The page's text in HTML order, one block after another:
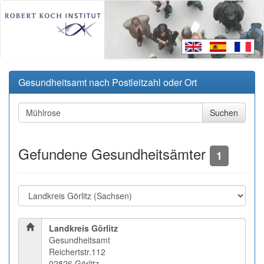
Gesundheitsamt nach Postleitzahl oder Ort
Gefundene Gesundheitsämter 1
Landkreis Görlitz
Gesundheitsamt
Reichertstr.112